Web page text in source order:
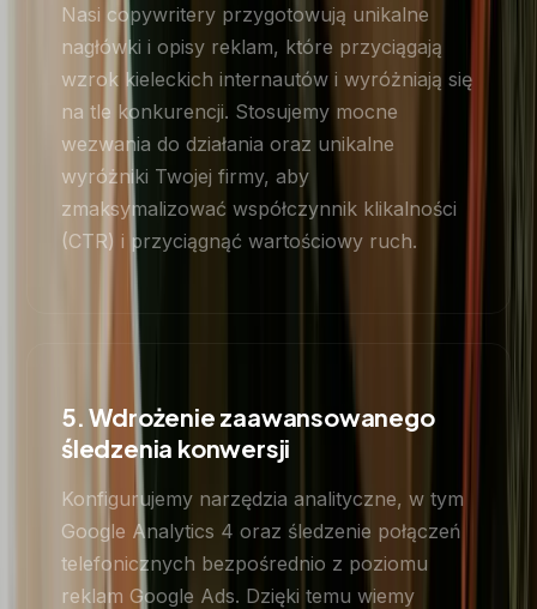
Nasi copywritery przygotowują unikalne
nagłówki i opisy reklam, które przyciągają
wzrok kieleckich internautów i wyróżniają się
na tle konkurencji. Stosujemy mocne
wezwania do działania oraz unikalne
wyróżniki Twojej firmy, aby
zmaksymalizować współczynnik klikalności
(CTR) i przyciągnąć wartościowy ruch.
5. Wdrożenie zaawansowanego
śledzenia konwersji
Konfigurujemy narzędzia analityczne, w tym
Google Analytics 4 oraz śledzenie połączeń
telefonicznych bezpośrednio z poziomu
reklam Google Ads. Dzięki temu wiemy